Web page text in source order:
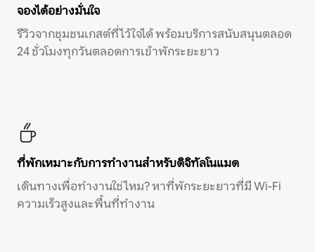
จองได้อย่างมั่นใจ
รีวิวจากชุมชนเกสต์ที่ไว้ใจได้ พร้อมบริการสนับสนุนตลอด
24 ชั่วโมงทุกวันตลอดการเข้าพักระยะยาว
ที่พักเหมาะกับการทำงานสำหรับดิจิทัลโนแมด
เดินทางเพื่อทำงานใช่ไหม? หาที่พักระยะยาวที่มี Wi-Fi
ความเร็วสูงและพื้นที่ทำงาน